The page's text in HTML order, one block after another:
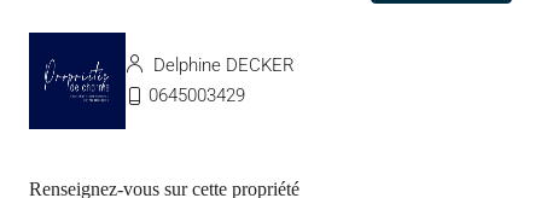
Delphine DECKER
0645003429
Renseignez-vous sur cette propriété